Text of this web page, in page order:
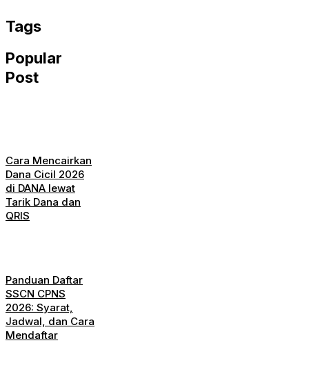
Tags
Popular
Post
Cara Mencairkan
Dana Cicil 2026
di DANA lewat
Tarik Dana dan
QRIS
Panduan Daftar
SSCN CPNS
2026: Syarat,
Jadwal, dan Cara
Mendaftar